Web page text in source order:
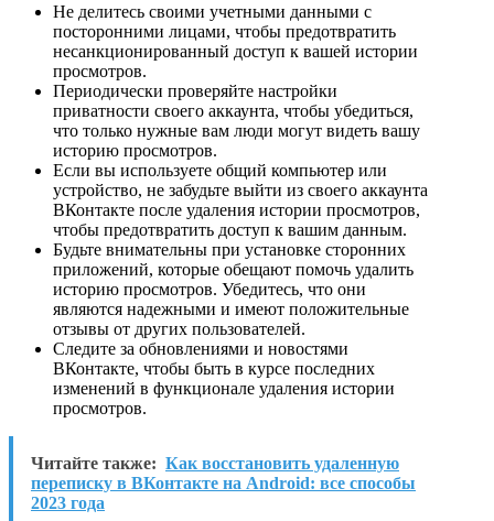
Не делитесь своими учетными данными с
посторонними лицами, чтобы предотвратить
несанкционированный доступ к вашей истории
просмотров.
Периодически проверяйте настройки
приватности своего аккаунта, чтобы убедиться,
что только нужные вам люди могут видеть вашу
историю просмотров.
Если вы используете общий компьютер или
устройство, не забудьте выйти из своего аккаунта
ВКонтакте после удаления истории просмотров,
чтобы предотвратить доступ к вашим данным.
Будьте внимательны при установке сторонних
приложений, которые обещают помочь удалить
историю просмотров. Убедитесь, что они
являются надежными и имеют положительные
отзывы от других пользователей.
Следите за обновлениями и новостями
ВКонтакте, чтобы быть в курсе последних
изменений в функционале удаления истории
просмотров.
Читайте также: Как восстановить удаленную
переписку в ВКонтакте на Android: все способы
2023 года